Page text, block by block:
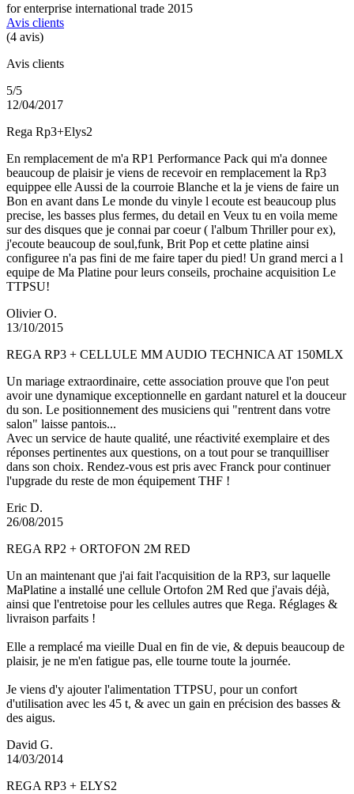
for enterprise international trade 2015
Avis clients
(4 avis)
Avis clients
5/5
12/04/2017
Rega Rp3+Elys2
En remplacement de m'a RP1 Performance Pack qui m'a donnee
beaucoup de plaisir je viens de recevoir en remplacement la Rp3
equippee elle Aussi de la courroie Blanche et la je viens de faire un
Bon en avant dans Le monde du vinyle l ecoute est beaucoup plus
precise, les basses plus fermes, du detail en Veux tu en voila meme
sur des disques que je connai par coeur ( l'album Thriller pour ex),
j'ecoute beaucoup de soul,funk, Brit Pop et cette platine ainsi
configuree n'a pas fini de me faire taper du pied! Un grand merci a l
equipe de Ma Platine pour leurs conseils, prochaine acquisition Le
TTPSU!
Olivier O.
13/10/2015
REGA RP3 + CELLULE MM AUDIO TECHNICA AT 150MLX
Un mariage extraordinaire, cette association prouve que l'on peut
avoir une dynamique exceptionnelle en gardant naturel et la douceur
du son. Le positionnement des musiciens qui "rentrent dans votre
salon" laisse pantois...
Avec un service de haute qualité, une réactivité exemplaire et des
réponses pertinentes aux questions, on a tout pour se tranquilliser
dans son choix. Rendez-vous est pris avec Franck pour continuer
l'upgrade du reste de mon équipement THF !
Eric D.
26/08/2015
REGA RP2 + ORTOFON 2M RED
Un an maintenant que j'ai fait l'acquisition de la RP3, sur laquelle
MaPlatine a installé une cellule Ortofon 2M Red que j'avais déjà,
ainsi que l'entretoise pour les cellules autres que Rega. Réglages &
livraison parfaits !
Elle a remplacé ma vieille Dual en fin de vie, & depuis beaucoup de
plaisir, je ne m'en fatigue pas, elle tourne toute la journée.
Je viens d'y ajouter l'alimentation TTPSU, pour un confort
d'utilisation avec les 45 t, & avec un gain en précision des basses &
des aigus.
David G.
14/03/2014
REGA RP3 + ELYS2